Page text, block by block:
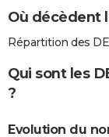
Où décèdent
Répartition des
Qui sont les
?
Evolution du